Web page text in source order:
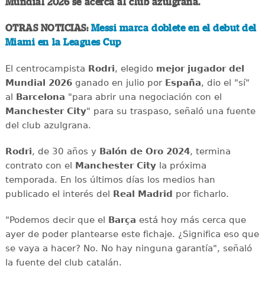
Mundial 2026 se acerca al club azulgrana.
OTRAS NOTICIAS: Messi marca doblete en el debut del
Miami en la Leagues Cup
El centrocampista Rodri, elegido mejor jugador del
Mundial 2026ganado en julio por España, dio el "sí"
al
Barcelona "para abrir una negociación con el
Manchester City" para su traspaso, señaló una fuente
del club azulgrana.
Rodri, de 30 años y Balón de Oro 2024, termina
contrato con el
Manchester Cityla próxima
temporada. En los últimos días los medios han
publicado el interés del
Real Madrid por ficharlo.
"Podemos decir que el Barça está hoy más cerca que
ayer de poder plantearse este fichaje. ¿Significa eso que
se vaya a hacer? No. No hay ninguna garantía", señaló
la fuente del club catalán.